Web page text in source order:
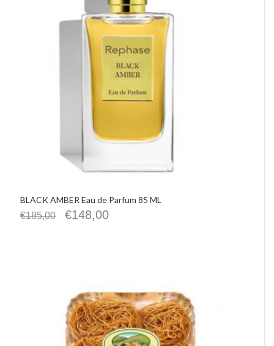
De Santis Alvarez
Precious Walls
Vittorio Martini
Belisario
La Pasta di Camerino
Distilleria Varnelli
Joya Cocktails
BLACK AMBER Eau de Parfum 85 ML
€185,00 €148,00